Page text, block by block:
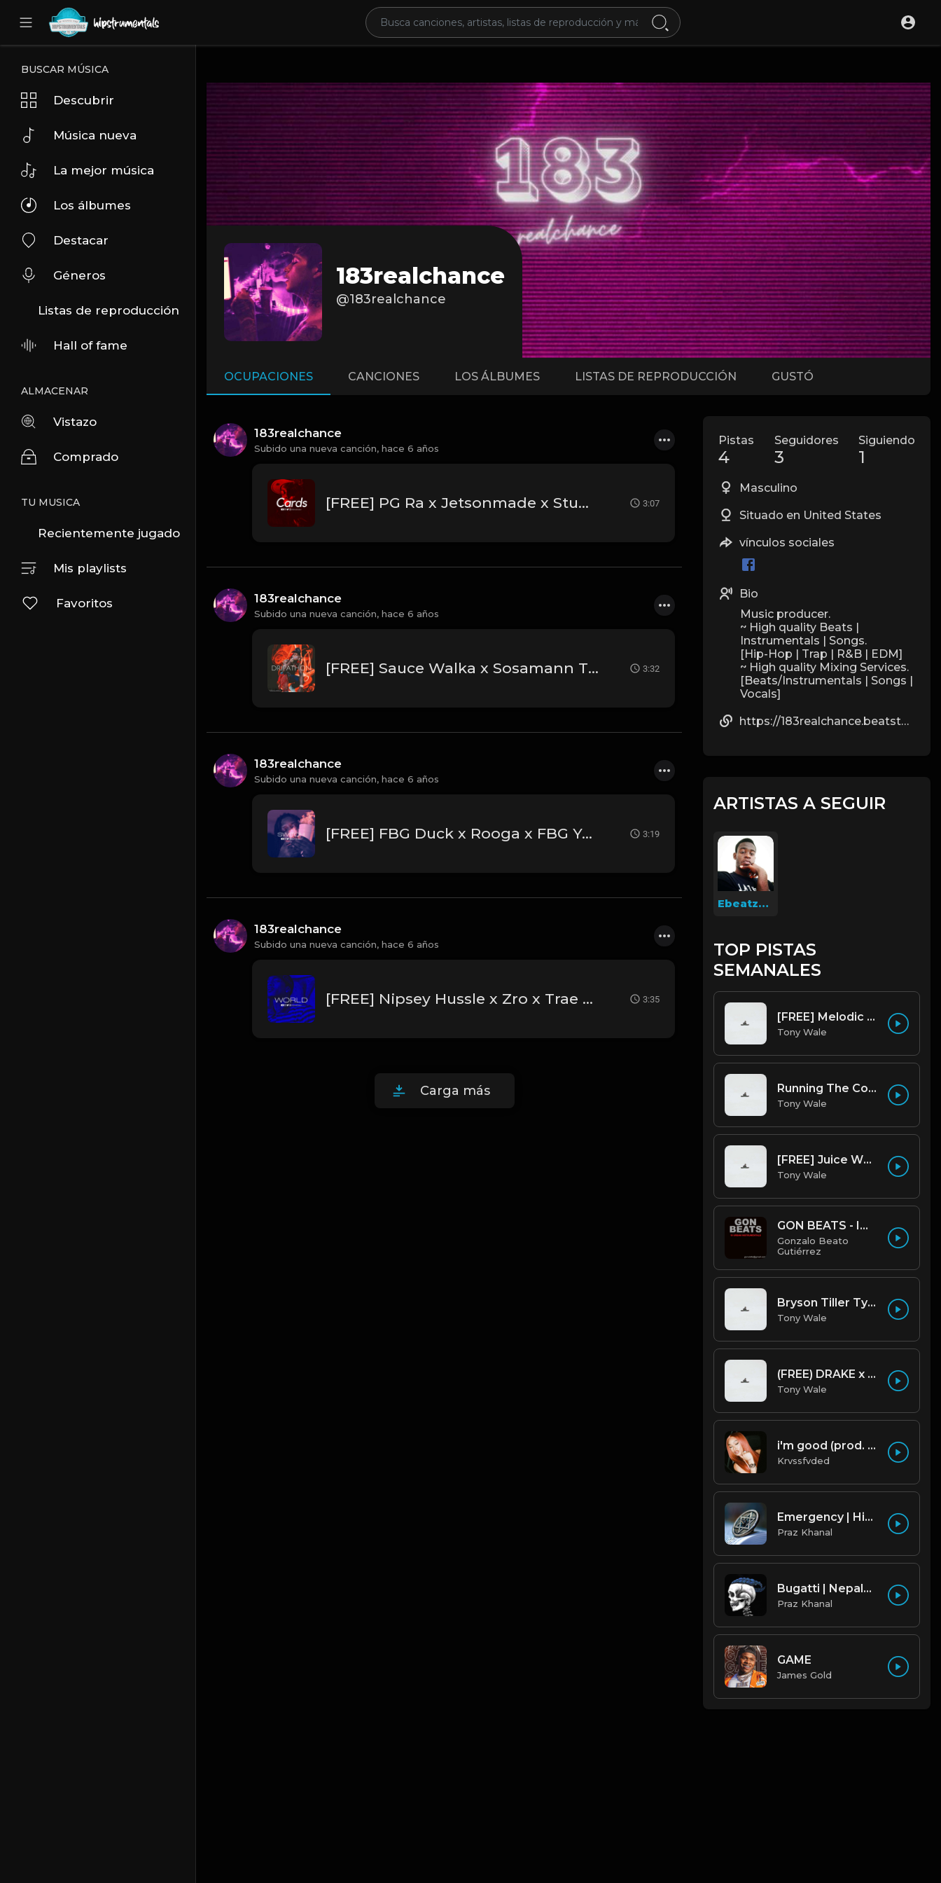
UA-36237165-1
BUSCAR MÚSICA
Descubrir
Música nueva
La mejor música
Los álbumes
Destacar
Géneros
Listas de reproducción
Hall of fame
ALMACENAR
Vistazo
Comprado
TU MUSICA
Recientemente jugado
Mis playlists
Favoritos
183realchance
@183realchance
OCUPACIONES CANCIONES LOS ÁLBUMES LISTAS DE REPRODUCCIÓN GUSTÓ
183realchance
Subido una nueva canción, hace 6 años
[FREE] PG Ra x Jetsonmade x Stunna 4 Vegas Type Beat 2020 - "Cards" 3:07
183realchance
Subido una nueva canción, hace 6 años
[FREE] Sauce Walka x Sosamann Type Beat 2020 - "Dripathon" 3:32
183realchance
Subido una nueva canción, hace 6 años
[FREE] FBG Duck x Rooga x FBG Young Type Beat 2020 - "Switch" 3:19
183realchance
Subido una nueva canción, hace 6 años
[FREE] Nipsey Hussle x Zro x Trae Tha Truth Type Beat 2020 - "World" 3:35
Carga más
Pistas
4
Seguidores
3
Siguiendo
1
Masculino
Situado en United States
vínculos sociales
Bio
Music producer.
~ High quality Beats |
Instrumentals | Songs.
[Hip-Hop | Trap | R&B | EDM]
~ High quality Mixing Services.
[Beats/Instrumentals | Songs |
Vocals]
https://183realchance.beatstars.com/
ARTISTAS A SEGUIR
EbeatzTheProducer
TOP PISTAS
SEMANALES
[FREE] Melodic Trap Type Beat - After Hours - bmin 95 (Prod. Cypher X Tony Wale)
Tony Wale
Running The Code (Prod by Tony Wale)
Tony Wale
[FREE] Juice WRLD Type Beat - Lucid Piano (Prod by Tony Wale)
Tony Wale
GON BEATS - INSTRUMENTAL 219001 [150BPM] [TRAP]
Gonzalo Beato
Gutiérrez
Bryson Tiller Type Beat - Smoking Aces (F Minor) (Prod by Tony Wale)
Tony Wale
(FREE) DRAKE x FUTURE TYPE BEAT - Under Water 122 bpm (Prod by Tony Wale)
Tony Wale
i'm good (prod. by krvssfvded) 130bpm
Krvssfvded
Emergency | Hiphop Type Beat [Copyright Free Music]
Praz Khanal
Bugatti | Nepalese Drill Type Beat [Copyright Free Music]
Praz Khanal
GAME
James Gold